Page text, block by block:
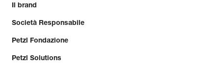
Il brand
Società Responsabile
Petzl Fondazione
Petzl Solutions